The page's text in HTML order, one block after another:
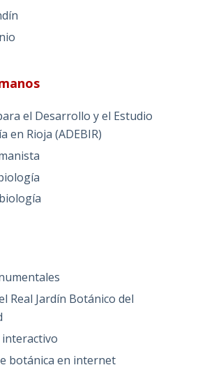
el Desarrollo y el Estudio
en Rioja (ADEBIR)
Real Jardín Botánico del
botánica en internet